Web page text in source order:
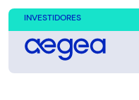
INVESTIDORES